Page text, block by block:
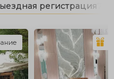
регистрация